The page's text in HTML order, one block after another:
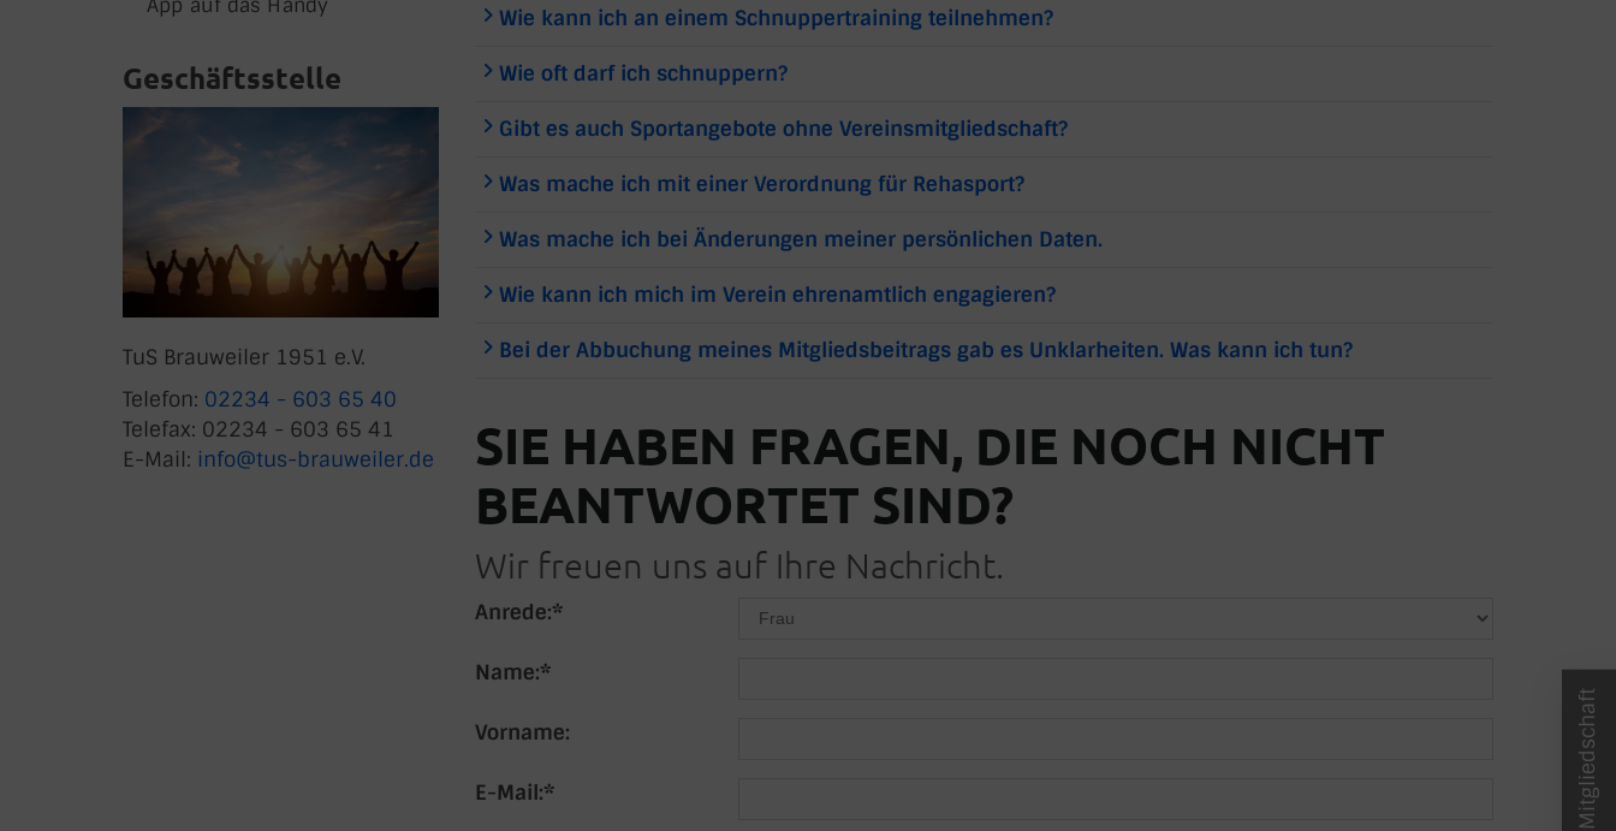
Wie kann ich an einem Schnuppertraining teilnehmen?
Wie oft darf ich schnuppern?
Gibt es auch Sportangebote ohne Vereinsmitgliedschaft?
Was mache ich mit einer Verordnung für Rehasport?
Was mache ich bei Änderungen meiner persönlichen Daten.
Wie kann ich mich im Verein ehrenamtlich engagieren?
Bei der Abbuchung meines Mitgliedsbeitrags gab es Unklarheiten. Was kann ich tun?
SIE HABEN FRAGEN, DIE NOCH NICHT
BEANTWORTET SIND?
Wir freuen uns auf Ihre Nachricht.
Anrede:*
Name:*
Vorname:
E-Mail:*
App auf das Handy
Geschäftsstelle
TuS Brauweiler 1951 e.V.
Telefon: 02234 - 603 65 40
Telefax: 02234 - 603 65 41
E-Mail: info@tus-brauweiler.de
Mitgliedschaft